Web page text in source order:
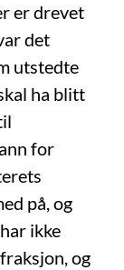
er drevet
det
utstedte
ha blitt
for
på, og
ikke
og